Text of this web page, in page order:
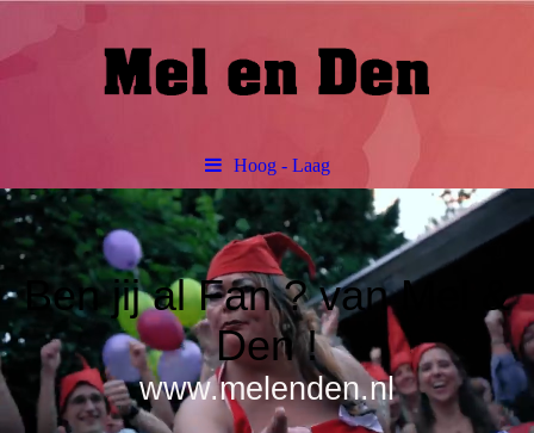
Hoog - Laag
Ben jij al Fan ? van Mel &
Den !
www.melenden.nl